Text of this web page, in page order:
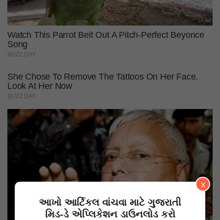
X
આખો આર્ટિકલ વાંચવા માટે ગુજરાતી
મિડ-ડે એપ્લિકેશન ડાઉનલોડ કરો